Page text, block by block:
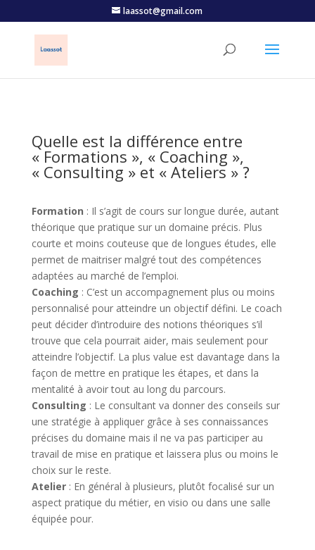
laassot@gmail.com
Quelle est la différence entre
« Formations », « Coaching »,
« Consulting » et « Ateliers » ?
Formation : Il s’agit de cours sur longue durée, autant
théorique que pratique sur un domaine précis. Plus
courte et moins couteuse que de longues études, elle
permet de maitriser malgré tout des compétences
adaptées au marché de l’emploi.
Coaching : C’est un accompagnement plus ou moins
personnalisé pour atteindre un objectif défini. Le coach
peut décider d’introduire des notions théoriques s’il
trouve que cela pourrait aider, mais seulement pour
atteindre l’objectif. La plus value est davantage dans la
façon de mettre en pratique les étapes, et dans la
mentalité à avoir tout au long du parcours.
Consulting : Le consultant va donner des conseils sur
une stratégie à appliquer grâce à ses connaissances
précises du domaine mais il ne va pas participer au
travail de mise en pratique et laissera plus ou moins le
choix sur le reste.
Atelier: En général à plusieurs, plutôt focalisé sur un
aspect pratique du métier, en visio ou dans une salle
équipée pour.